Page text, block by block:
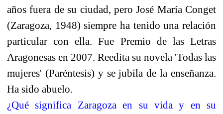
años fuera de su ciudad, pero José María Conget
(Zaragoza, 1948) siempre ha tenido una relación
particular con ella. Fue Premio de las Letras
Aragonesas en 2007. Reedita su novela 'Todas las
mujeres' (Paréntesis) y se jubila de la enseñanza.
Ha sido abuelo.
¿Qué significa Zaragoza en su vida y en su